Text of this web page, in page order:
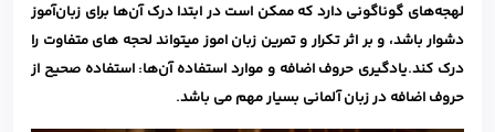
لهجه‌های گوناگونی دارد که ممکن است در ابتدا درک آن‌ها برای زبان‌آموز
دشوار باشد، و بر اثر تکرار و تمرین زبان اموز میتواند لحجه های متفاوت را
درک کند.یادگیری حروف اضافه و موارد استفاده آن‌ها: استفاده صحیح از
حروف اضافه در زبان آلمانی بسیار مهم می باشد.